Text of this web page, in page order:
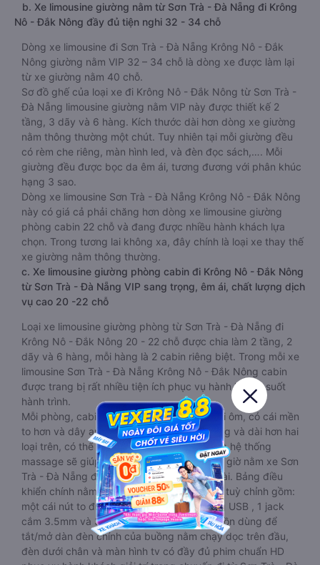
b. Xe limousine giường nằm từ Sơn Trà - Đà Nẵng đi Krông
Nô - Đắk Nông đầy đủ tiện nghi 32 - 34 chỗ
Dòng xe limousine đi Sơn Trà - Đà Nẵng Krông Nô - Đắk
Nông giường nằm VIP 32 – 34 chỗ là dòng xe được làm lại
từ xe giường nằm 40 chỗ.
Sơ đồ ghế của loại xe đi Krông Nô - Đắk Nông từ Sơn Trà -
Đà Nẵng limousine giường nằm VIP này được thiết kế 2
tầng, 3 dãy và 6 hàng. Kích thước dài hơn dòng xe giường
nằm thông thường một chút. Tuy nhiên tại mỗi giường đều
có rèm che riêng, màn hình led, và đèn đọc sách,…. Mỗi
giường đều được bọc da êm ái, tương đương với phân khúc
hạng 3 sao.
Dòng xe limousine Sơn Trà - Đà Nẵng Krông Nô - Đắk Nông
này có giá cả phải chăng hơn dòng xe limousine giường
phòng cabin 22 chỗ và đang được nhiều hành khách lựa
chọn. Trong tương lai không xa, đây chính là loại xe thay thế
xe giường nằm thông thường.
c. Xe limousine giường phòng cabin đi Krông Nô - Đắk Nông
từ Sơn Trà - Đà Nẵng VIP sang trọng, êm ái, chất lượng dịch
vụ cao 20 -22 chỗ
Loại xe limousine giường phòng từ Sơn Trà - Đà Nẵng đi
Krông Nô - Đắk Nông 20 - 22 chỗ được chia làm 2 tầng, 2
dãy và 6 hàng, mỗi hàng là 2 cabin riêng biệt. Trong mỗi xe
limousine Sơn Trà - Đà Nẵng Krông Nô - Đắk Nông cabin
được trang bị rất nhiều tiện ích phục vụ hành khách suốt
hành trình.
Mỗi phòng, cabin đều có gối nằm rời, có gối ôm, có cái mền
to hơn và dây an toàn seat belt. Giường rộng và dài hơn hai
loại trên, có thể lăn lộn thoải mái. Đặc biệt là hệ thống
massage sẽ giúp bạn thư giãn trong những giờ nằm xe Sơn
Trà - Đà Nẵng đến Krông Nô - Đắk Nông dài. Bảng điều
khiển chính nằm ngay cạnh đầu để tiện tay tuỳ chỉnh gồm:
một cái nút to đùng để gọi tiếp viên, 2 cổng USB , 1 jack
cắm 3.5mm và 3 cái nút có biểu tượng nguồn dùng để
tắt/mở dàn đèn chính của buồng nằm chạy dọc trên đầu,
đèn dưới chân và màn hình tv có đầy đủ phim chuẩn HD